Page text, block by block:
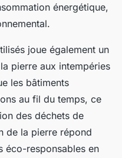
énergétique,
joue également un
pierre aux intempéries
les bâtiments
au fil du temps, ce
des déchets de
de la pierre répond
éco-responsables en